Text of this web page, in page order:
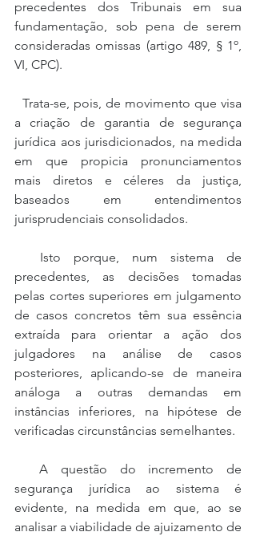
precedentes dos Tribunais em sua
fundamentação, sob pena de serem
consideradas omissas (artigo 489, § 1º,
VI, CPC).
a criação de garantia de segurança
jurídica aos jurisdicionados, na medida
em que propicia pronunciamentos
mais diretos e céleres da justiça,
baseados em entendimentos
jurisprudenciais consolidados.
precedentes, as decisões tomadas
pelas cortes superiores em julgamento
de casos concretos têm sua essência
extraída para orientar a ação dos
julgadores na análise de casos
posteriores, aplicando-se de maneira
análoga a outras demandas em
instâncias inferiores, na hipótese de
verificadas circunstâncias semelhantes.
  A questão do incremento de
segurança jurídica ao sistema é
evidente, na medida em que, ao se
analisar a viabilidade de ajuizamento de